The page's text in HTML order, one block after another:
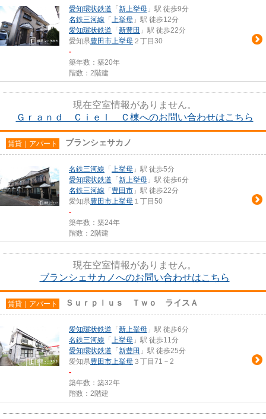
愛知環状鉄道 「 新上挙母 」駅 徒歩9分
名鉄三河線 「 上挙母 」駅 徒歩12分
愛知環状鉄道 「 新豊田 」駅 徒歩22分
愛知県豊田市上挙母 ２丁目30
-
築年数：築20年
階数：2階建
現在空室情報がありません。
Ｇｒａｎｄ Ｃｉｅｌ Ｃ棟へのお問い合わせはこちら
賃貸｜アパート ブランシェサカノ
名鉄三河線 「 上挙母 」駅 徒歩5分
愛知環状鉄道 「 新上挙母 」駅 徒歩6分
名鉄三河線 「 豊田市 」駅 徒歩22分
愛知県豊田市上挙母 １丁目50
-
築年数：築24年
階数：2階建
現在空室情報がありません。
ブランシェサカノへのお問い合わせはこちら
賃貸｜アパート Ｓｕｒｐｌｕｓ Ｔｗｏ ライスＡ
愛知環状鉄道 「 新上挙母 」駅 徒歩6分
名鉄三河線 「 上挙母 」駅 徒歩11分
愛知環状鉄道 「 新豊田 」駅 徒歩25分
愛知県豊田市上挙母 ３丁目71－2
-
築年数：築32年
階数：2階建